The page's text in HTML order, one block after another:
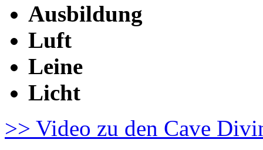
Ausbildung
Luft
Leine
Licht
>> Video zu den Cave